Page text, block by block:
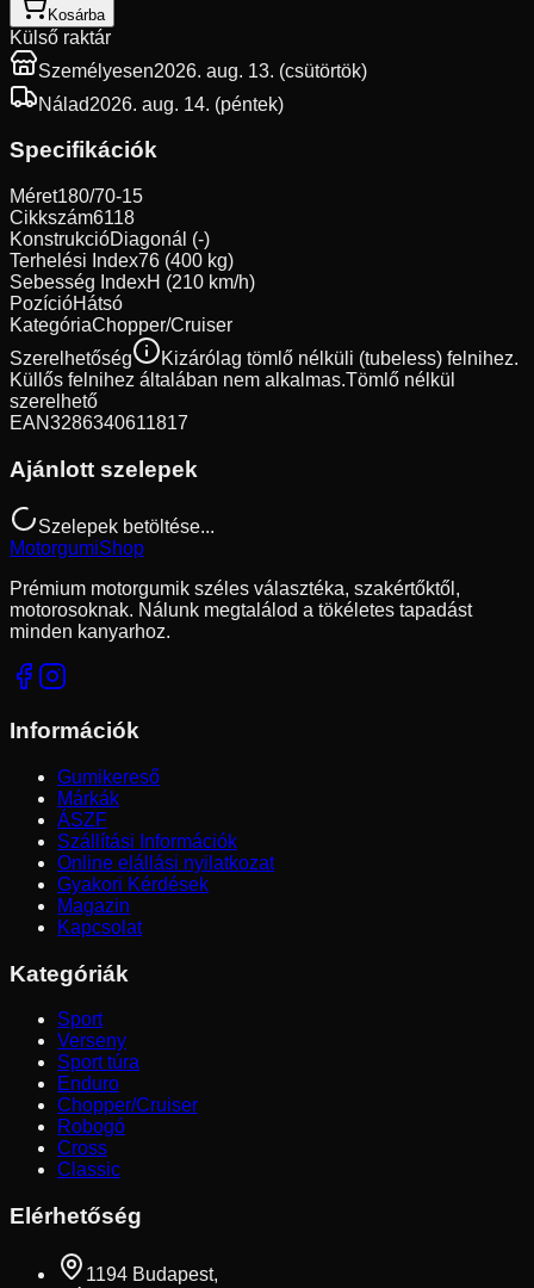
Kosárba
Külső raktár
Személyesen2026. aug. 13. (csütörtök)
Nálad2026. aug. 14. (péntek)
Specifikációk
Méret180/70-15
Cikkszám6118
KonstrukcióDiagonál (-)
Terhelési Index76 (400 kg)
Sebesség IndexH (210 km/h)
PozícióHátsó
KategóriaChopper/Cruiser
Szerelhetőség
Kizárólag tömlő nélküli (tubeless) felnihez.
Küllős felnihez általában nem alkalmas.Tömlő nélkül
szerelhető
EAN3286340611817
Ajánlott szelepek
Szelepek betöltése...
MotorgumiShop
Prémium motorgumik széles választéka, szakértőktől,
motorosoknak. Nálunk megtalálod a tökéletes tapadást
minden kanyarhoz.
Információk
Gumikereső
Márkák
ÁSZF
Szállítási Információk
Online elállási nyilatkozat
Gyakori Kérdések
Magazin
Kapcsolat
Kategóriák
Sport
Verseny
Sport túra
Enduro
Chopper/Cruiser
Robogó
Cross
Classic
Elérhetőség
1194 Budapest,